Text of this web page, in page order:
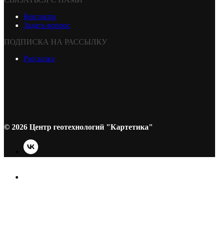
Контакты
Задать вопрос
ПОДПИСКА НА РАССЫЛКУ
Рассылка
© 2026 Центр геотехнологий "Картетика"